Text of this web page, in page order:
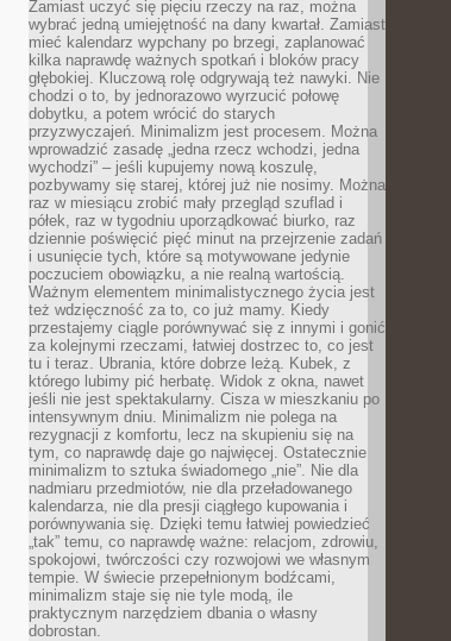
Zamiast uczyć się pięciu rzeczy na raz, można
wybrać jedną umiejętność na dany kwartał. Zamiast
mieć kalendarz wypchany po brzegi, zaplanować
kilka naprawdę ważnych spotkań i bloków pracy
głębokiej. Kluczową rolę odgrywają też nawyki. Nie
chodzi o to, by jednorazowo wyrzucić połowę
dobytku, a potem wrócić do starych
przyzwyczajeń. Minimalizm jest procesem. Można
wprowadzić zasadę „jedna rzecz wchodzi, jedna
wychodzi” – jeśli kupujemy nową koszulę,
pozbywamy się starej, której już nie nosimy. Można
raz w miesiącu zrobić mały przegląd szuflad i
półek, raz w tygodniu uporządkować biurko, raz
dziennie poświęcić pięć minut na przejrzenie zadań
i usunięcie tych, które są motywowane jedynie
poczuciem obowiązku, a nie realną wartością.
Ważnym elementem minimalistycznego życia jest
też wdzięczność za to, co już mamy. Kiedy
przestajemy ciągle porównywać się z innymi i gonić
za kolejnymi rzeczami, łatwiej dostrzec to, co jest
tu i teraz. Ubrania, które dobrze leżą. Kubek, z
którego lubimy pić herbatę. Widok z okna, nawet
jeśli nie jest spektakularny. Cisza w mieszkaniu po
intensywnym dniu. Minimalizm nie polega na
rezygnacji z komfortu, lecz na skupieniu się na
tym, co naprawdę daje go najwięcej. Ostatecznie
minimalizm to sztuka świadomego „nie”. Nie dla
nadmiaru przedmiotów, nie dla przeładowanego
kalendarza, nie dla presji ciągłego kupowania i
porównywania się. Dzięki temu łatwiej powiedzieć
„tak” temu, co naprawdę ważne: relacjom, zdrowiu,
spokojowi, twórczości czy rozwojowi we własnym
tempie. W świecie przepełnionym bodźcami,
minimalizm staje się nie tyle modą, ile
praktycznym narzędziem dbania o własny
dobrostan.